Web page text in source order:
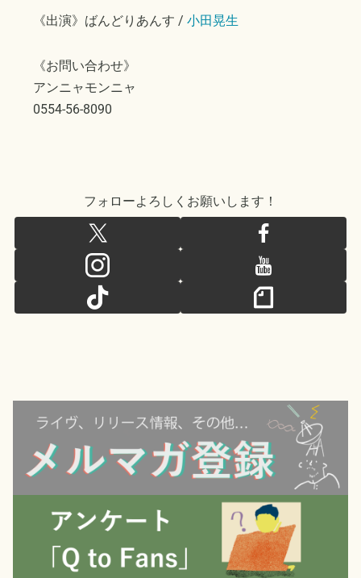
《出演》ばんどりあんす / 小田晃生
《お問い合わせ》
アンニャモンニャ
0554-56-8090
フォローよろしくお願いします！